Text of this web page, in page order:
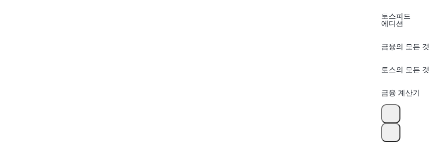
토스피드
에디션
금융의 모든 것
토스의 모든 것
금융 계산기